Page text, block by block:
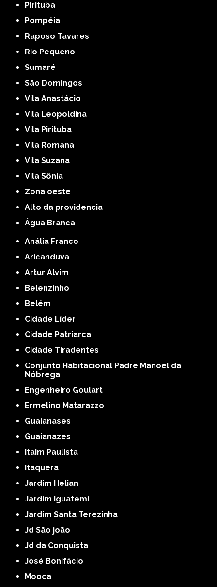
Pirituba
Pompéia
Raposo Tavares
Rio Pequeno
Sumaré
São Domingos
Vila Anastácio
Vila Leopoldina
Vila Pirituba
Vila Romana
Vila Suzana
Vila Sônia
Zona oeste
alto da providencia
Água Branca
Anália Franco
Aricanduva
Artur Alvim
Belenzinho
Belém
Cidade Líder
Cidade Patriarca
Cidade Tiradentes
Conjunto Habitacional Padre Manoel da
Nóbrega
Engenheiro Goulart
Ermelino Matarazzo
Guaianases
Guaianazes
Itaim Paulista
Itaquera
Jardim Helian
Jardim Iguatemi
Jardim Santa Terezinha
Jd São joão
Jd da Conquista
José Bonifácio
Mooca